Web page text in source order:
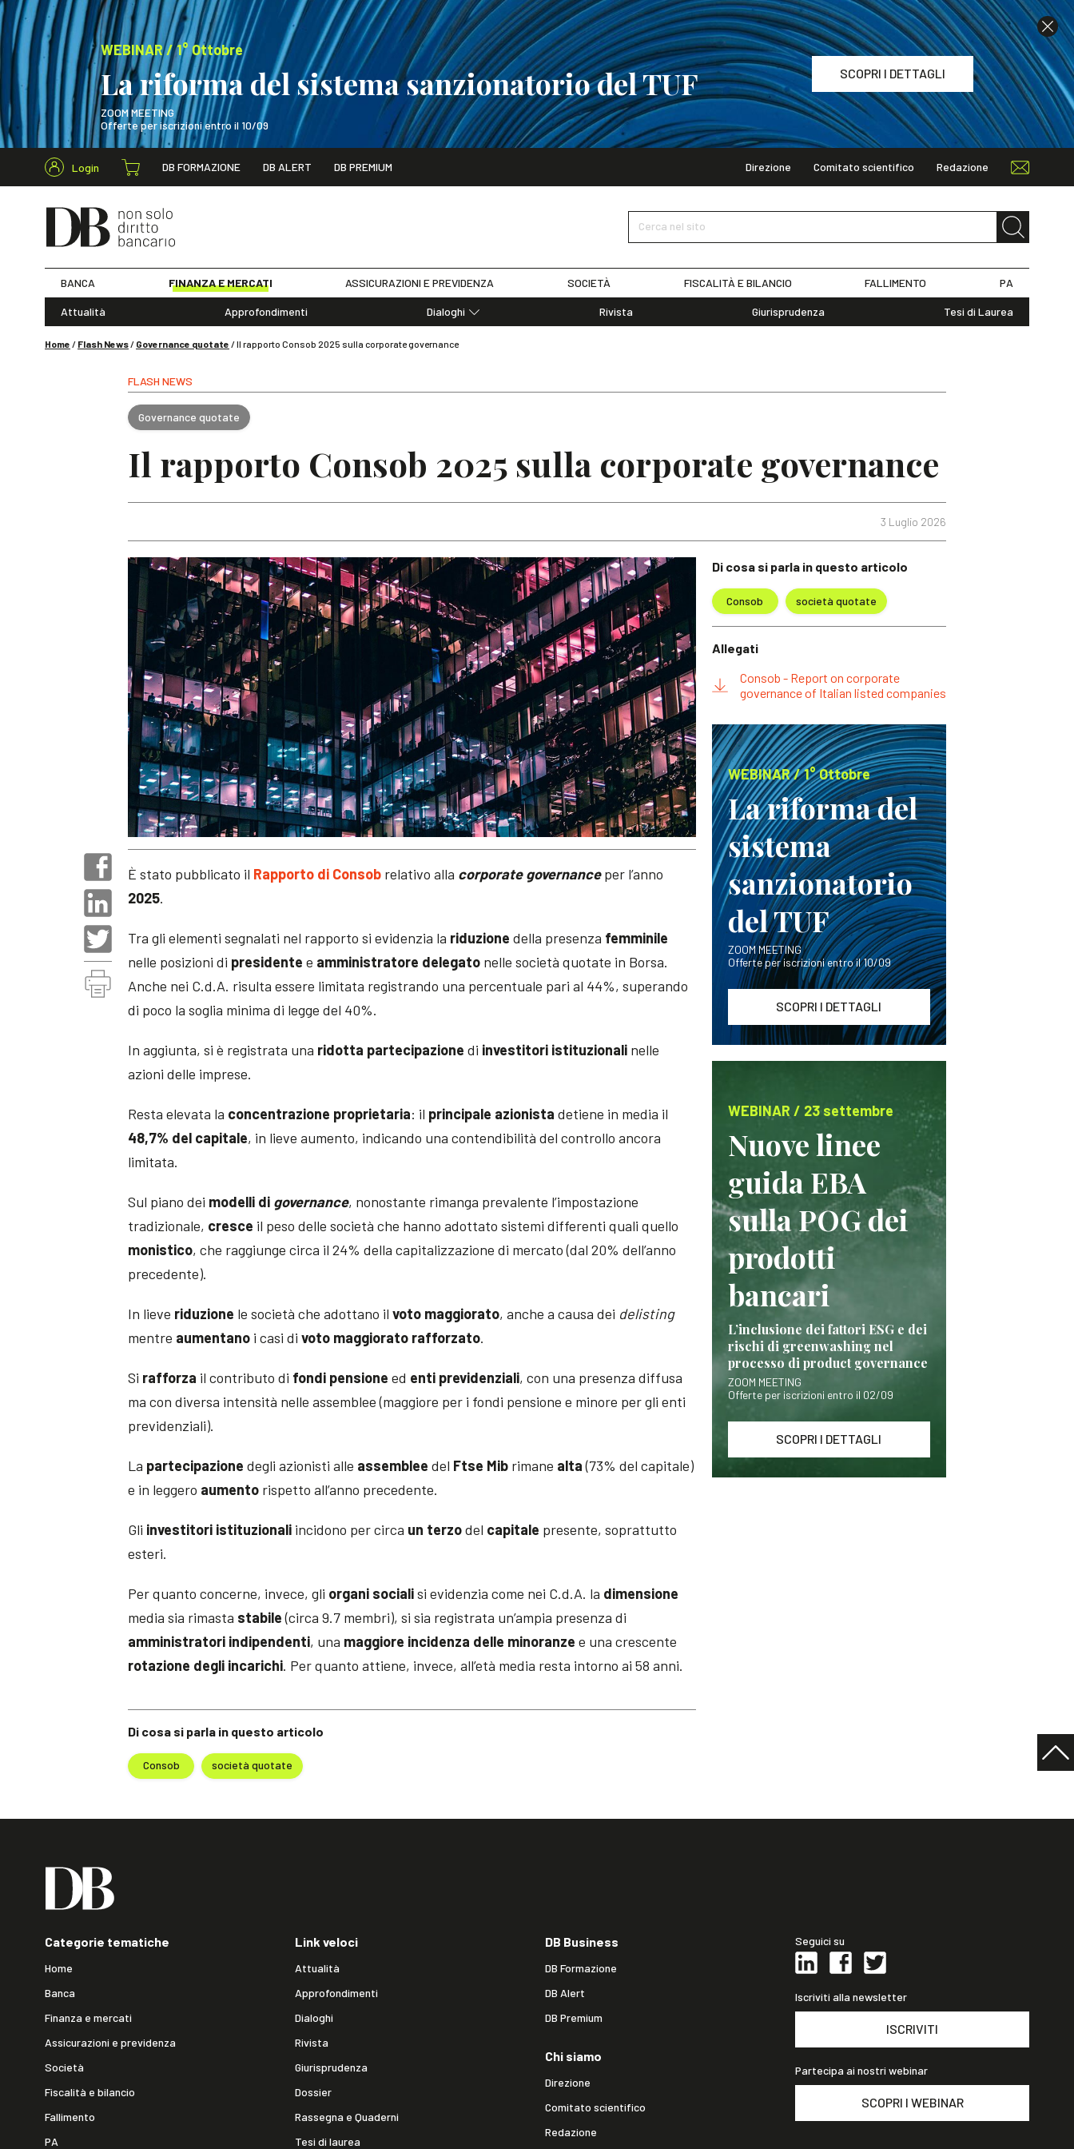
WEBINAR / 1° Ottobre
La riforma del sistema sanzionatorio del TUF
ZOOM MEETING
Offerte per iscrizioni entro il 10/09
SCOPRI I DETTAGLI
WEBINAR / 1° Ottobre
Login DB FORMAZIONE DB ALERT DB PREMIUM Direzione Comitato scientifico Redazione
Cerca nel sito
BANCA FINANZA E MERCATI ASSICURAZIONI E PREVIDENZA SOCIETÀ FISCALITÀ E BILANCIO FALLIMENTO PA
Attualità Approfondimenti
Dialoghi
Rivista Giurisprudenza Tesi di Laurea
Home / Flash News/ Governance quotate /Il rapporto Consob 2025 sulla corporate governance
FLASH NEWS
Governance quotate
Il rapporto Consob 2025 sulla corporate governance
3 Luglio 2026
Di cosa si parla in questo articolo
Consob società quotate
È stato pubblicato il Rapporto di Consob relativo alla corporate governanceper l’anno
2025.
Tra gli elementi segnalati nel rapporto si evidenzia la riduzione della presenza femminile
nelle posizioni di presidente e amministratore delegato nelle società quotate in Borsa.
Anche nei C.d.A. risulta essere limitata registrando una percentuale pari al 44%, superando
di poco la soglia minima di legge del 40%.
In aggiunta, si è registrata una ridotta partecipazione di investitori istituzionali nelle
azioni delle imprese.
Resta elevata la concentrazione proprietaria: il principale azionista detiene in media il
48,7% del capitale, in lieve aumento, indicando una contendibilità del controllo ancora
limitata.
Sul piano dei modelli di governance, nonostante rimanga prevalente l’impostazione
tradizionale, cresce il peso delle società che hanno adottato sistemi differenti quali quello
monistico, che raggiunge circa il 24% della capitalizzazione di mercato (dal 20% dell’anno
precedente).
In lieve riduzione le società che adottano ilvoto maggiorato, anche a causa dei delisting
mentre aumentano i casi divoto maggiorato rafforzato.
Si rafforza il contributo di fondi pensione ed enti previdenziali, con una presenza diffusa
ma con diversa intensità nelle assemblee (maggiore per i fondi pensione e minore per gli enti
previdenziali).
La partecipazione degli azionisti alle assemblee del Ftse Mib rimane alta(73% del capitale)
e in leggero aumento rispetto all’anno precedente.
Gli investitori istituzionali incidono per circa un terzodel capitale presente, soprattutto
esteri.
Per quanto concerne, invece, gli organi socialisi evidenzia come nei C.d.A. la dimensione
media sia rimasta stabile(circa 9.7 membri), si sia registrata un’ampia presenza di
amministratori indipendenti, una maggiore incidenza delle minoranze e una crescente
rotazione degli incarichi. Per quanto attiene, invece, all’età media resta intorno ai 58 anni.
Di cosa si parla in questo articolo
Consob società quotate
Allegati
Consob - Report on corporate
governance of Italian listed companies
WEBINAR / 1° Ottobre
La riforma del
sistema
sanzionatorio
del TUF
ZOOM MEETING
Offerte per iscrizioni entro il 10/09
SCOPRI I DETTAGLI
WEBINAR / 23 settembre
Nuove linee
guida EBA
sulla POG dei
prodotti
bancari
L’inclusione dei fattori ESG e dei
rischi di greenwashing nel
processo di product governance
ZOOM MEETING
Offerte per iscrizioni entro il 02/09
SCOPRI I DETTAGLI
Categorie tematiche
Home
Banca
Finanza e mercati
Assicurazioni e previdenza
Società
Fiscalità e bilancio
Fallimento
PA
Link veloci
Attualità
Approfondimenti
Dialoghi
Rivista
Giurisprudenza
Dossier
Rassegna e Quaderni
Tesi di laurea
DB Business
DB Formazione
DB Alert
DB Premium
Chi siamo
Direzione
Comitato scientifico
Redazione
Seguici su
Iscriviti alla newsletter
ISCRIVITI
Partecipa ai nostri webinar
SCOPRI I WEBINAR